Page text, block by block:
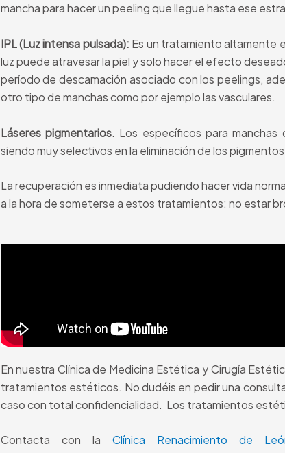
mancha para hacer un peeling que llegue hasta ese
IPL (Luz intensa pulsada): Es un tratamiento altamente
luz puede atravesar la piel y solo hacer el efecto
período de descamación asociado con los peelings,
otro tipo de manchas como por ejemplo las vasculares.
Láseres pigmentarios. Los específicos para
siendo muy selectivos en la eliminación de los
La recuperación es inmediata pudiendo hacer vida
a la hora de someterse a estos tratamientos: no estar
En nuestra Clínica de Medicina Estética y Cirugía
tratamientos estéticos. No dudéis en pedir una
caso con total confidencialidad. Los tratamientos
Contacta con laClínica Renacimiento de